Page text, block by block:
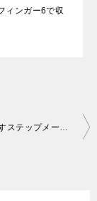
ィンガー6で収